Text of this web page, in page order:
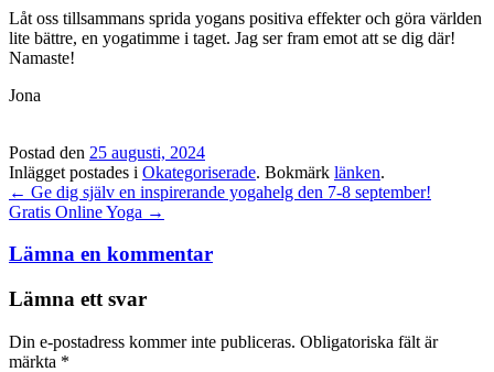
Låt oss tillsammans sprida yogans positiva effekter och göra världen
lite bättre, en yogatimme i taget. Jag ser fram emot att se dig där!
Namaste!
Jona
Postad den 25 augusti, 2024
Inlägget postades i Okategoriserade. Bokmärk länken.
Inläggsnavigation
← Ge dig själv en inspirerande yogahelg den 7-8 september!
Gratis Online Yoga →
Lämna en kommentar
Lämna ett svar
Din e-postadress kommer inte publiceras. Obligatoriska fält är
märkta *